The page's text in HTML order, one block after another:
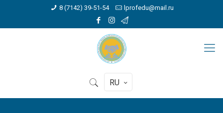
8 (7142) 39-51-54 lprofedu@mail.ru
RU